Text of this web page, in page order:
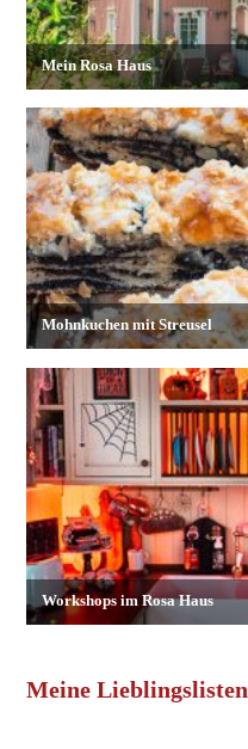
Meine Lieblingslisten